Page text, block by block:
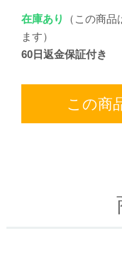
在庫あり
（この商
ます）
60日返金保証付き
この商